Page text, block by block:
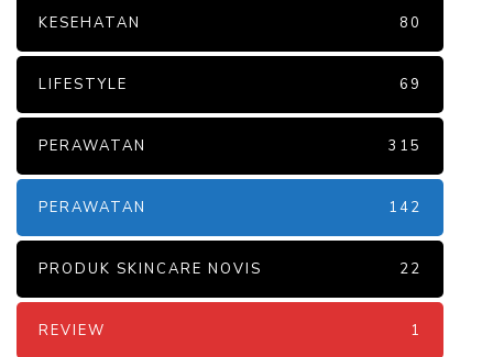
KESEHATAN 80
LIFESTYLE 69
PERAWATAN 315
PERAWATAN 142
PRODUK SKINCARE NOVIS 22
REVIEW 1